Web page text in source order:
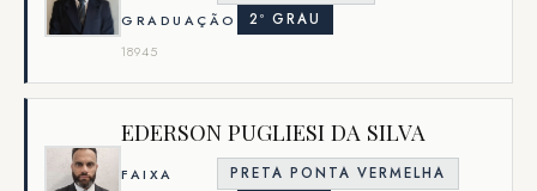
GRADUAÇÃO
2º GRAU
18945
EDERSON PUGLIESI DA SILVA
FAIXA PRETA PONTA VERMELHA